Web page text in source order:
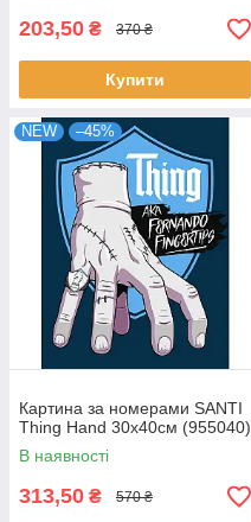
203,50 ₴ 370 ₴
Купити
NEW –45%
Картина за номерами SANTI
Thing Hand 30х40см (955040)
В наявності
313,50 ₴ 570 ₴